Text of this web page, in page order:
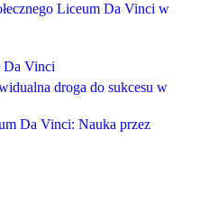
Liceum Da Vinci w
Da Vinci
droga do sukcesu w
Da Vinci: Nauka przez